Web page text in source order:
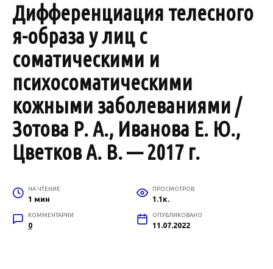
Дифференциация телесного
я-образа у лиц с
соматическими и
психосоматическими
кожными заболеваниями /
Зотова Р. А., Иванова Е. Ю.,
Цветков А. В. — 2017 г.
НА ЧТЕНИЕ
1 мин
ПРОСМОТРОВ
1.1к.
КОММЕНТАРИИ
0
ОПУБЛИКОВАНО
11.07.2022